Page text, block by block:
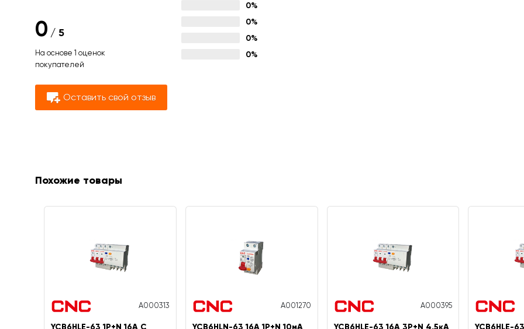
0 / 5
На основе 1 оценок
покупателей
0%
0%
0%
0%
Оставить свой отзыв
Похожие товары
A000313
YCB6HLE-63 1P+N 16A C
A001270
YCB6HLN-63 16А 1P+N 10мА
A000395
YCB6HLE-63 16А 3P+N 4,5кА YCB6HLE-